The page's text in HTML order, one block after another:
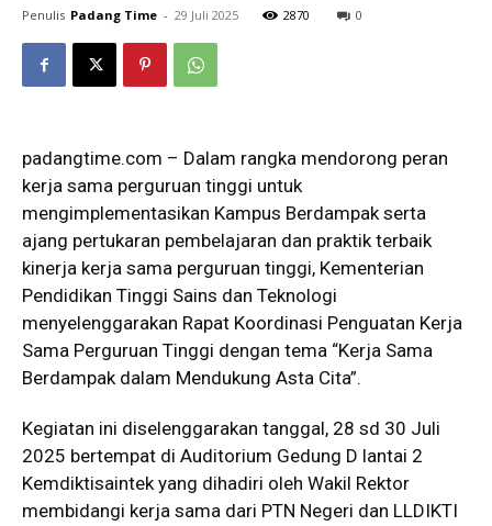
Penulis Padang Time - 29 Juli 2025 2870 0
padangtime.com – Dalam rangka mendorong peran
kerja sama perguruan tinggi untuk
mengimplementasikan Kampus Berdampak serta
ajang pertukaran pembelajaran dan praktik terbaik
kinerja kerja sama perguruan tinggi, Kementerian
Pendidikan Tinggi Sains dan Teknologi
menyelenggarakan Rapat Koordinasi Penguatan Kerja
Sama Perguruan Tinggi dengan tema “Kerja Sama
Berdampak dalam Mendukung Asta Cita”.
Kegiatan ini diselenggarakan tanggal, 28 sd 30 Juli
2025 bertempat di Auditorium Gedung D lantai 2
Kemdiktisaintek yang dihadiri oleh Wakil Rektor
membidangi kerja sama dari PTN Negeri dan LLDIKTI